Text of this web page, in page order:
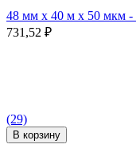
48 мм x 40 м x 50 мкм -
731,52 ₽
(29)
В корзину